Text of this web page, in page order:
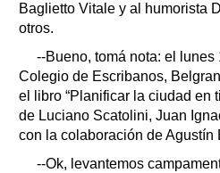
Baglietto Vitale y al humorista
otros.
--Bueno, tomá nota: el lunes
Colegio de Escribanos,
el libro “Planificar la ciudad en
de Luciano Scatolini, Juan
con la colaboración de Agustín
--Ok, levantemos